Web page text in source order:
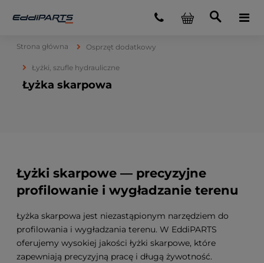
Strona główna Osprzęt dodatkowy
Łyżki, szufle hydrauliczne
Łyżka skarpowa
Łyżki skarpowe — precyzyjne
profilowanie i wygładzanie terenu
Łyżka skarpowa jest niezastąpionym narzędziem do
profilowania i wygładzania terenu. W EddiPARTS
oferujemy wysokiej jakości łyżki skarpowe, które
zapewniają precyzyjną pracę i długą żywotność.